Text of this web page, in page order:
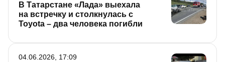
В Татарстане «Лада» выехала
на встречку и столкнулась с
Toyota – два человека погибли
04.06.2026, 17:09